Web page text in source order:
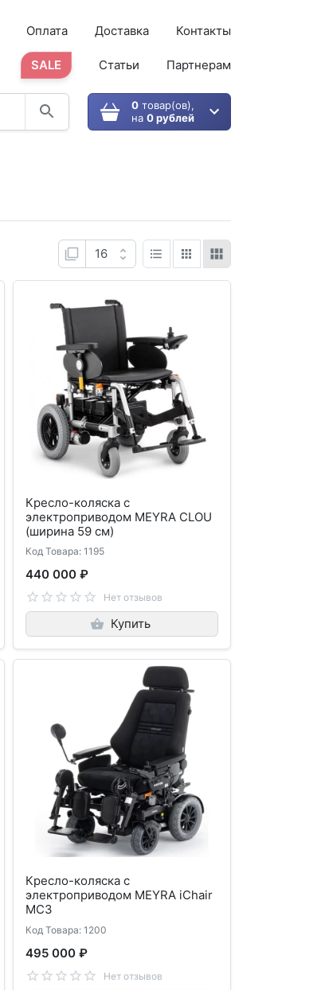
Оплата Доставка Контакты
SALE Статьи Партнерам
0товар(ов),
на 0 рублей
Кресло-коляска с
электроприводом MEYRA CLOU
(ширина 59 см)
Код Товара: 1195
440 000 ₽
Нет отзывов
Купить
Кресло-коляска с
электроприводом MEYRA iChair
MC3
Код Товара: 1200
495 000 ₽
Нет отзывов